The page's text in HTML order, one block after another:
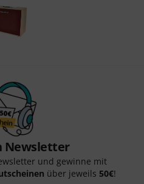
Newsletter
und gewinne mit
über jeweils 50€!